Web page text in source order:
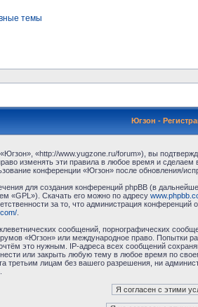
темы
Югзон -
«http://www.yugzone.ru/forum»), вы
изменять эти правила в любое время и
конференции «Югзон» после обновления/
для создания конференций phpBB (в
«GPL»). Скачать его можно по адресу
за то, что администрация
.
сообщений, порнографических
«Югзон» или международное право.
это нужным. IP-адреса всех сообщений
или закрыть любую тему в любое время по
третьим лицам без вашего разрешения, ни